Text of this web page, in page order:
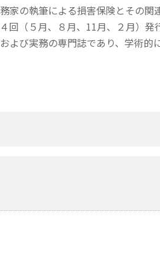
家の執筆による損害保険とその関
回（５月、８月、11月、２月）発
よび実務の専門誌であり、学術的